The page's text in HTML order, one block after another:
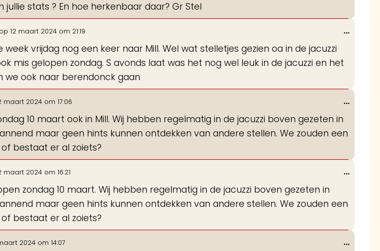
jullie stats ? En hoe herkenbaar daar? Gr Stel
12 maart 2024 om 21:19
week vrijdag nog een keer naar Mill. Wel wat stelletjes gezien oa in de jacuzzi
mis gelopen zondag. S avonds laat was het nog wel leuk in de jacuzzi en het
we ook naar berendonck gaan
...Wissel
maart 2024 om 17:06
10 maart ook in Mill. Wij hebben regelmatig in de jacuzzi boven gezeten in
maar geen hints kunnen ontdekken van andere stellen. We zouden een
bestaat er al zoiets?
...Wissel
maart 2024 om 16:21
zondag 10 maart. Wij hebben regelmatig in de jacuzzi boven gezeten in
maar geen hints kunnen ontdekken van andere stellen. We zouden een
bestaat er al zoiets?
...Wissel
2024 om 14:07 ...Wissel